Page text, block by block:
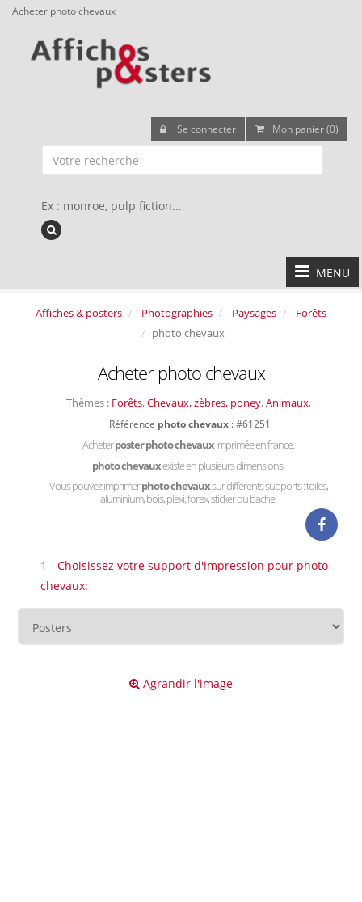
Acheter photo chevaux
Se connecter Mon panier (0)
Ex : monroe, pulp fiction...
MENU
Affiches & posters Photographies Paysages
Forêts
photo chevaux
Acheter photo chevaux
Thèmes : Forêts, Chevaux, zèbres, poney, Animaux,
Référence photo chevaux : #61251
Acheterposter photo chevauximprimée en france.
photo chevauxexiste en plusieurs dimensions.
Vous pouvez imprimerphoto chevauxsur différents supports : toiles,
aluminium, bois, plexi, forex, sticker ou bache.
1 - Choisissez votre support d'impression pour photo
chevaux:
Agrandir l'image